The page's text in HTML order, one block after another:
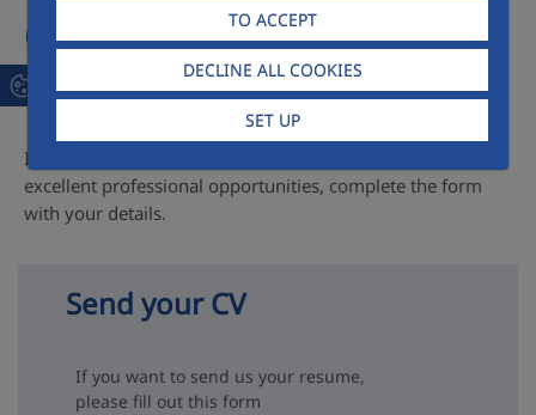
TO ACCEPT
DECLINE ALL COOKIES
SET UP
different. With yours we
will be greater
If you would like to join our company, where you'll find
excellent professional opportunities, complete the form
with your details.
Send your CV
If you want to send us your resume,
please fill out this form